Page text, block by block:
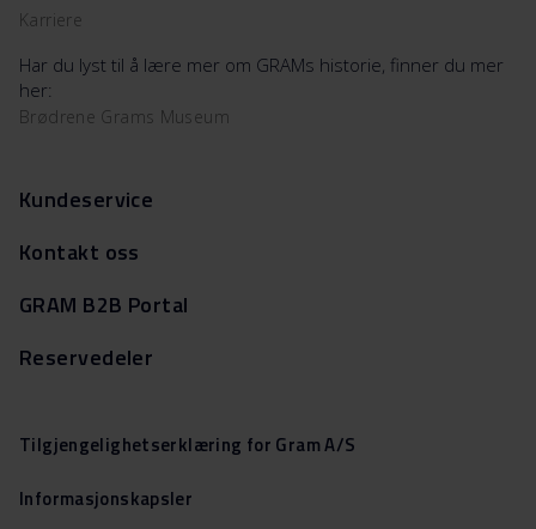
Karriere
Har du lyst til å lære mer om GRAMs historie, finner du mer
her:
Brødrene Grams Museum
Kundeservice
Kontakt oss
GRAM B2B Portal
Reservedeler
Tilgjengelighetserklæring for Gram A/S
Informasjonskapsler